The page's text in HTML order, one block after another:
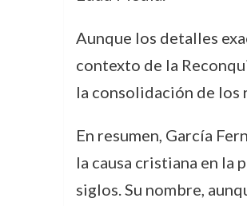
Aunque los detalles
contexto de la
la consolidación de los
En resumen, García
la causa cristiana en la
siglos. Su nombre,